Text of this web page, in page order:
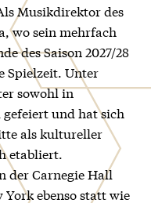
Musikdirektor des
wo sein mehrfach
des Saison 2027/28
Spielzeit. Unter
sowohl in
und hat sich
als kultureller
etabliert.
der Carnegie Hall
ebenso statt wie